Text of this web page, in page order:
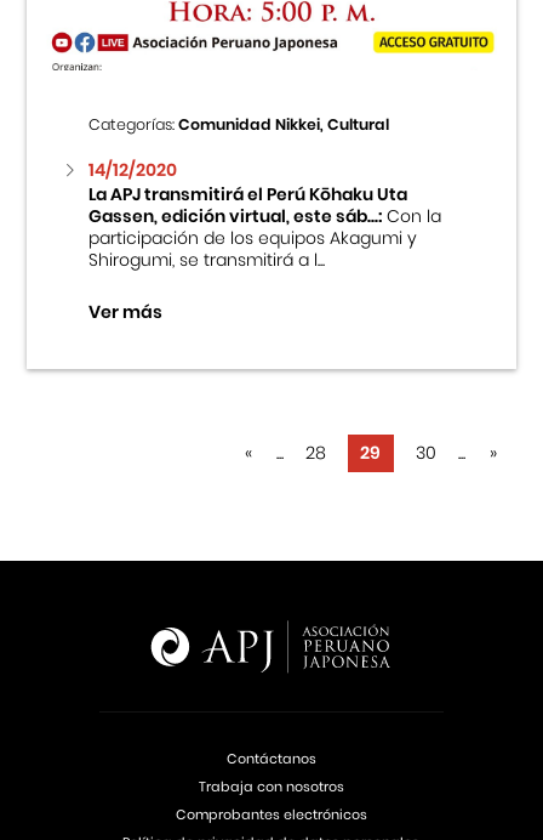
Categorías:Comunidad Nikkei, Cultural
14/12/2020
La APJ transmitirá el Perú Kōhaku Uta
Gassen, edición virtual, este sáb...:Con la
participación de los equipos Akagumi y
Shirogumi, se transmitirá a l...
Ver más
« ... 28 29 30 ... »
Contáctanos
Trabaja con nosotros
Comprobantes electrónicos